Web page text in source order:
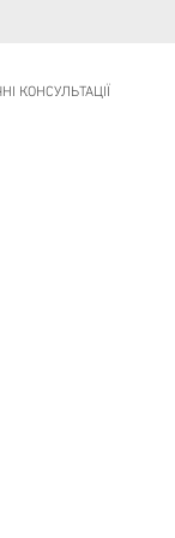
КОНСУЛЬТАЦІЇ